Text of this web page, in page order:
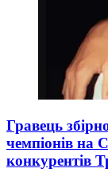
Гравець
чемпіонів на
конкурентів